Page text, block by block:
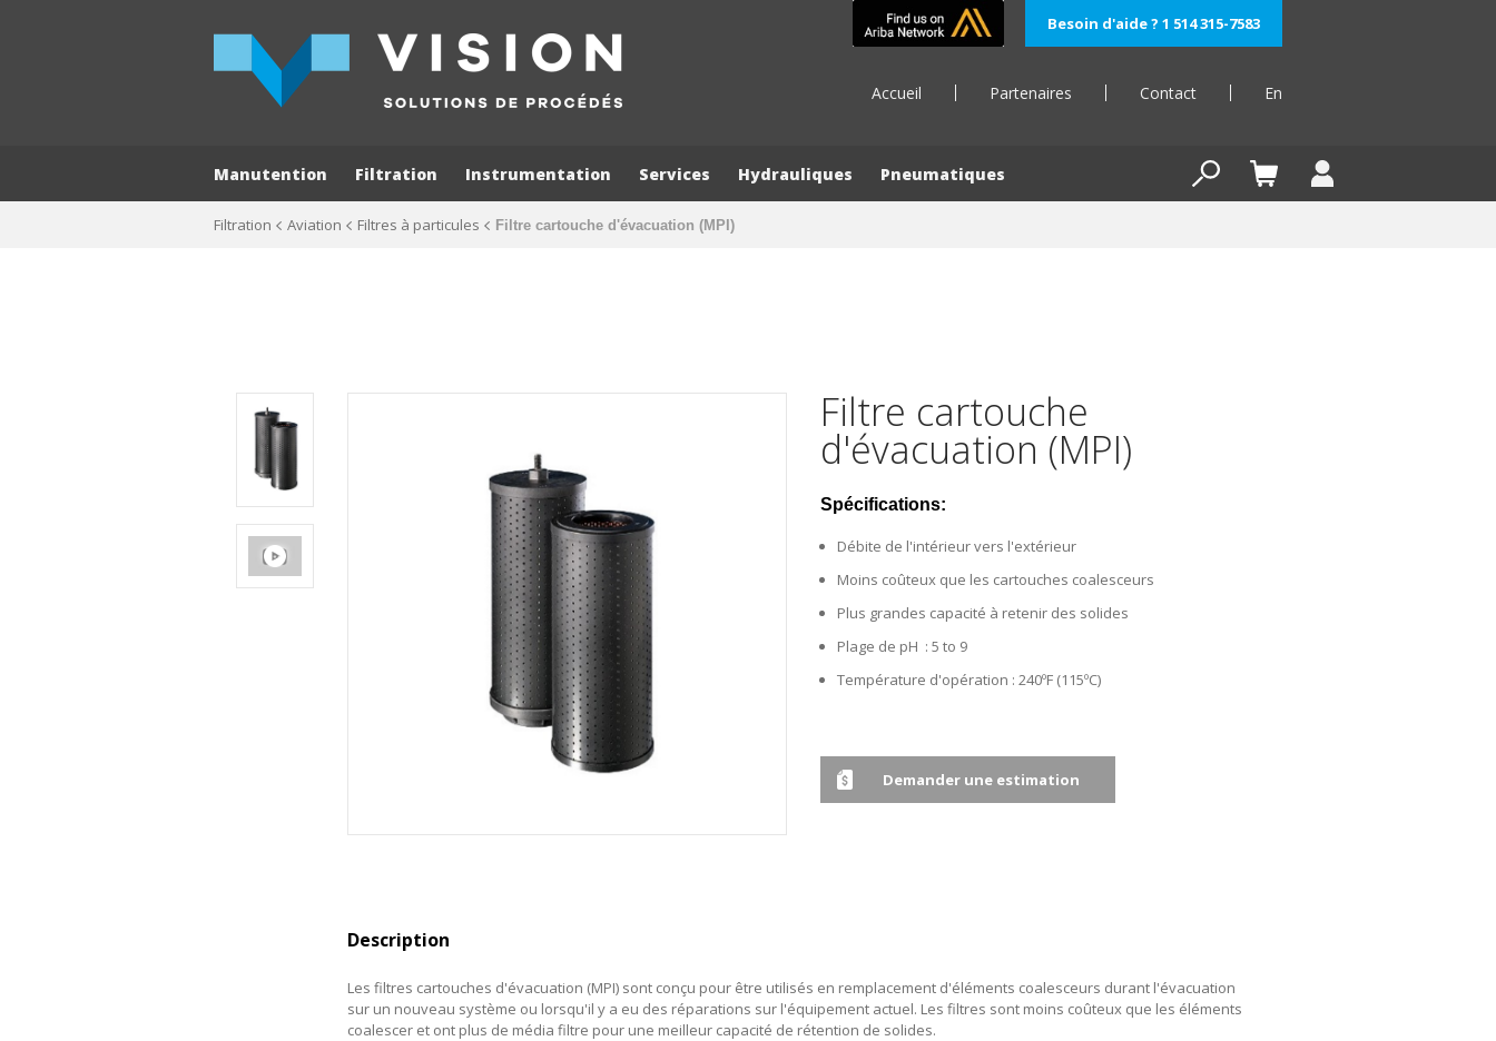
Besoin d'aide ? 1 514 315-7583
Accueil Partenaires Contact En
Manutention Filtration Instrumentation Services Hydrauliques Pneumatiques
Filtration Aviation Filtres à particules Filtre cartouche d'évacuation (MPI)
Filtre cartouche
d'évacuation (MPI)
Spécifications:
Débite de l'intérieur vers l'extérieur
Moins coûteux que les cartouches coalesceurs
Plus grandes capacité à retenir des solides
Plage de pH : 5 to 9
Température d'opération : 240ºF (115ºC)
Demander une estimation
Description
Les filtres cartouches d'évacuation (MPI) sont conçu pour être utilisés en remplacement d'éléments coalesceurs durant l'évacuation
sur un nouveau système ou lorsqu'il y a eu des réparations sur l'équipement actuel. Les filtres sont moins coûteux que les éléments
coalescer et ont plus de média filtre pour une meilleur capacité de rétention de solides.